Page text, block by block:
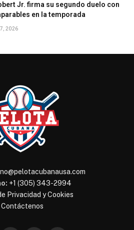
Jr. firma su segundo duelo con
en la temporada
2026
+1 (305) 343-2994
Privacidad y Cookies
Contáctenos